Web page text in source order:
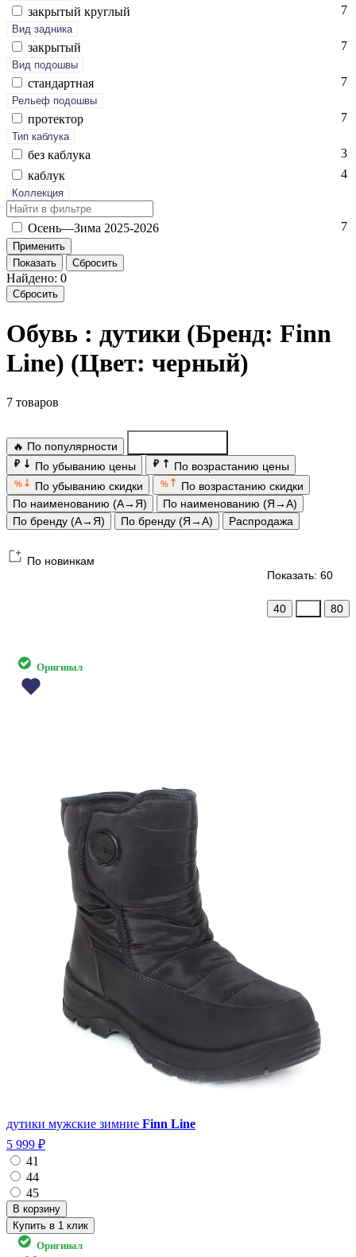
зак­ры­тый круг­лый 7
Вид задника
зак­ры­тый 7
Вид подошвы
стан­дарт­ная 7
Рельеф подошвы
про­тек­тор 7
Тип каблука
без каб­лу­ка
3
каб­лук
4
Коллекция
Осень—Зи­ма 2025-2026 7
Показать Сбросить
Найдено: 0
Сбросить
Обувь : дутики (Бренд: Finn
Line) (Цвет: черный)
7 товаров
🔥 По популярности
₽ По убыванию цены ₽ По возрастанию цены
% По убыванию скидки %
По возрастанию скидки
По наименованию (А→Я)
По наименованию (Я→А)
По бренду (А→Я)
По бренду (Я→А) Распродажа
По новинкам
Показать: 60
40 80
Оригинал
дутики мужские зимние Finn Line
5 999 ₽
41
44
45
Купить в 1 клик
Оригинал